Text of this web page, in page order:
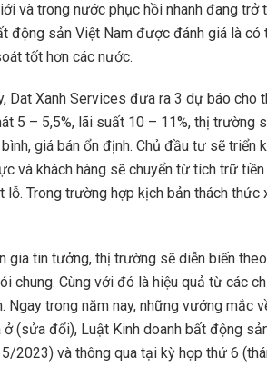
và trong nước phục hồi nhanh đang
động sản Việt Nam được đánh giá là
tốt hơn các nước.
Dat Xanh Services đưa ra 3 dự báo
5 – 5,5%, lãi suất 10 – 11%, thị
giá bán ổn định. Chủ đầu tư sẽ
và khách hàng sẽ chuyển từ tích trữ
lỗ. Trong trường hợp kịch bản thách
gia tin tưởng, thị trường sẽ diễn biến
chung. Cùng với đó là hiệu quả từ các
Ngay trong năm nay, những vướng
ở (sửa đổi), Luật Kinh doanh bất động
2023) và thông qua tại kỳ họp thứ 6